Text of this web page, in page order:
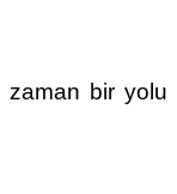
zaman bir yolu